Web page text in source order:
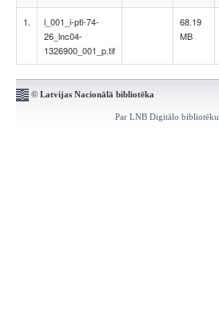
1.
l_001_i-ptl-74-
26_lnc04-
1326900_001_p.tif
68.19
MB
© Latvijas Nacionālā bibliotēka
Par LNB Digitālo bibliotēku